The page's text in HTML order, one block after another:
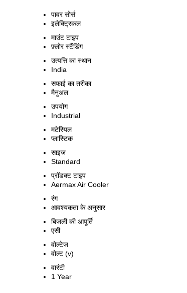
पावर सोर्स
इलेक्ट्रिकल
माउंट टाइप
फ़्लोर स्टैंडिंग
उत्पत्ति का स्थान
India
सफाई का तरीका
मैनुअल
उपयोग
Industrial
मटेरियल
प्लास्टिक
साइज
Standard
प्रॉडक्ट टाइप
Aermax Air Cooler
रंग
आवश्यकता के अनुसार
बिजली की आपूर्ति
एसी
वोल्टेज
वोल्ट (v)
वारंटी
1 Year